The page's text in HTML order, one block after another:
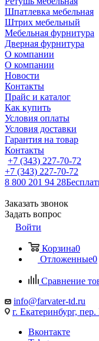
Шпатлевка мебельная
Штрих мебельный
Мебельная фурнитура
Дверная фурнитура
О компании
О компании
Новости
Контакты
Прайс и каталог
Как купить
Условия оплаты
Условия доставки
Гарантия на товар
Контакты
+7 (343) 227-70-72
+7 (343) 227-70-72
8 800 201 94 28
Заказать звонок
Задать вопрос
Войти
Корзина0
Отложенные0
Сравнение
info@farvater-td.ru
г. Екатеринбург,
Вконтакте